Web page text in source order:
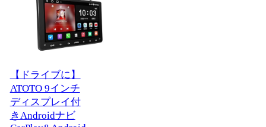
【ドライブに】
ATOTO 9インチ
ディスプレイ付
きAndroidナビ